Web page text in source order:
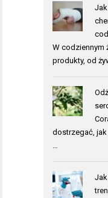
W codziennym
produkty, od
dostrzegać,